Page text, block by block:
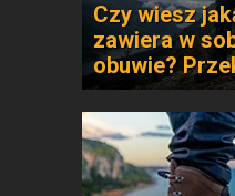
Czy wiesz
zawiera w
obuwie?